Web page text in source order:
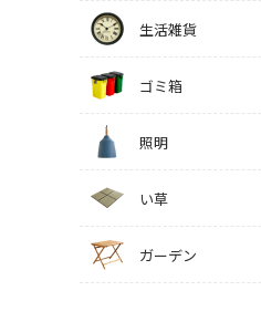
生活雑貨
ゴミ箱
照明
い草
ガーデン